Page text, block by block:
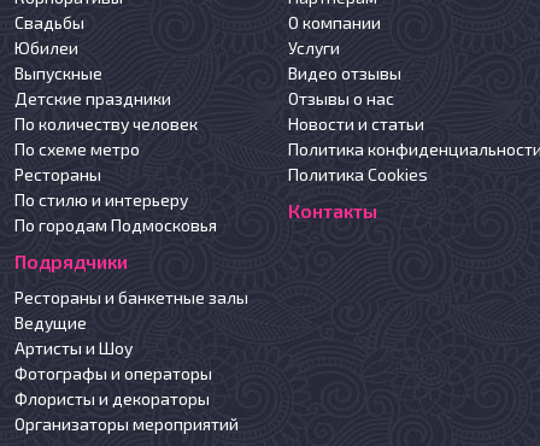
Свадьбы
Юбилеи
Выпускные
Детские праздники
По количеству человек
По схеме метро
Рестораны
По стилю и интерьеру
По городам Подмосковья
Подрядчики
Рестораны и банкетные залы
Ведущие
Артисты и Шоу
Фотографы и операторы
Флористы и декораторы
Организаторы мероприятий
О компании
Услуги
Видео отзывы
Отзывы о нас
Новости и статьи
Политика
Политика Cookies
Контакты